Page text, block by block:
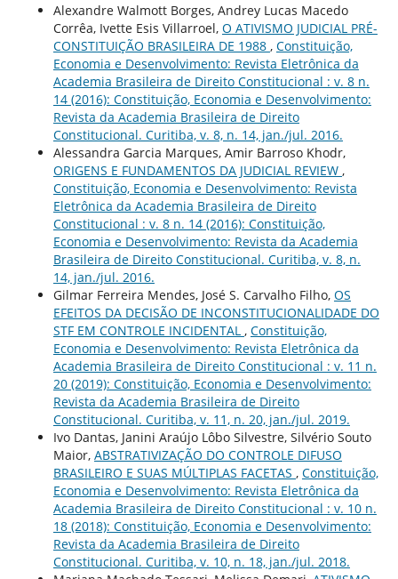
Alexandre Walmott Borges, Andrey Lucas Macedo
Corrêa, Ivette Esis Villarroel, O ATIVISMO JUDICIAL PRÉ-
CONSTITUIÇÃO BRASILEIRA DE 1988 , Constituição,
Economia e Desenvolvimento: Revista Eletrônica da
Academia Brasileira de Direito Constitucional : v. 8 n.
14 (2016): Constituição, Economia e Desenvolvimento:
Revista da Academia Brasileira de Direito
Constitucional. Curitiba, v. 8, n. 14, jan./jul. 2016.
Alessandra Garcia Marques, Amir Barroso Khodr,
ORIGENS E FUNDAMENTOS DA JUDICIAL REVIEW ,
Constituição, Economia e Desenvolvimento: Revista
Eletrônica da Academia Brasileira de Direito
Constitucional : v. 8 n. 14 (2016): Constituição,
Economia e Desenvolvimento: Revista da Academia
Brasileira de Direito Constitucional. Curitiba, v. 8, n.
14, jan./jul. 2016.
Gilmar Ferreira Mendes, José S. Carvalho Filho, OS
EFEITOS DA DECISÃO DE INCONSTITUCIONALIDADE DO
STF EM CONTROLE INCIDENTAL , Constituição,
Economia e Desenvolvimento: Revista Eletrônica da
Academia Brasileira de Direito Constitucional : v. 11 n.
20 (2019): Constituição, Economia e Desenvolvimento:
Revista da Academia Brasileira de Direito
Constitucional. Curitiba, v. 11, n. 20, jan./jul. 2019.
Ivo Dantas, Janini Araújo Lôbo Silvestre, Silvério Souto
Maior, ABSTRATIVIZAÇÃO DO CONTROLE DIFUSO
BRASILEIRO E SUAS MÚLTIPLAS FACETAS , Constituição,
Economia e Desenvolvimento: Revista Eletrônica da
Academia Brasileira de Direito Constitucional : v. 10 n.
18 (2018): Constituição, Economia e Desenvolvimento:
Revista da Academia Brasileira de Direito
Constitucional. Curitiba, v. 10, n. 18, jan./jul. 2018.